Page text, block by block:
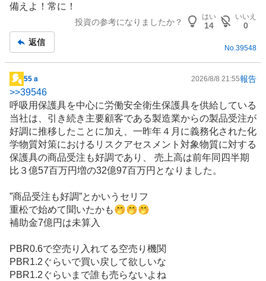
備えよ！常に！
投資の参考になりましたか？
はい
14
いいえ
0
返信
No.39548
掲
示
板
記
事
55ａ 2026/8/8 21:55報告
>>39546
呼吸用保護具を中心に労働安全衛生保護具を供給している
当社は、引き続き主要顧客である製造業からの製品受注が
好調に推移したことに加え、一昨年４月に義務化された化
学物質対策におけるリスクアセスメント対象物質に対する
保護具の商品受注も好調であり、 売上高は前年同四半期
比３億57百万円増の32億97百万円となりました。
”商品受注も好調”とかいうセリフ
重松で始めて聞いたかも🤭🤭🤭
補助金7億円は未算入
PBR0.6で空売り入れてる空売り機関
PBR1.2ぐらいで買い戻して欲しいな
PBR1.2ぐらいまで誰も売らないよね